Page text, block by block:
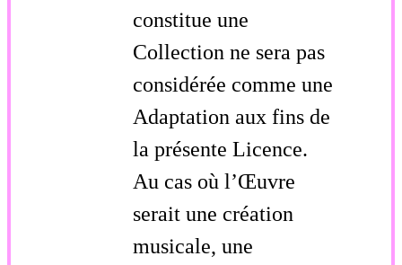
constitue une
Collection ne sera pas
considérée comme une
Adaptation aux fins de
la présente Licence.
Au cas où l’Œuvre
serait une création
musicale, une